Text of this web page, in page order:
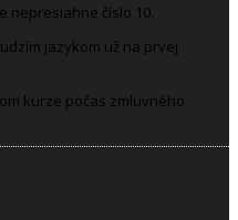
nepresiahne číslo 10.
jazykom už na prvej
kurze počas zmluvného